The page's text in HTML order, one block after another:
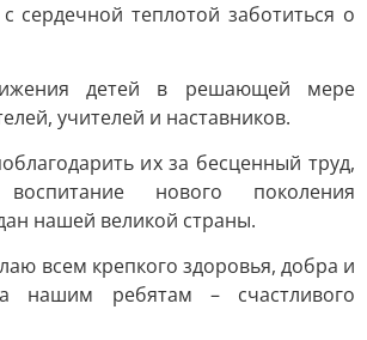
сердечной теплотой заботиться о
детей в решающей мере
учителей и наставников.
их за бесценный труд,
нового поколения
нашей великой страны.
всем крепкого здоровья, добра и
а нашим ребятам – счастливого